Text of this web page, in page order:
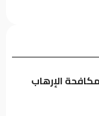
لدعم محدود
الإرهاب